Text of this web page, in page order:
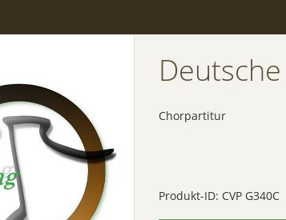
Chorpartitur
Produkt-ID: CVP G340C